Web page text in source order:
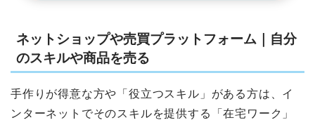
ネットショップや売買プラットフォーム｜自分
のスキルや商品を売る
手作りが得意な方や「役立つスキル」がある方は、イ
ンターネットでそのスキルを提供する「在宅ワーク」